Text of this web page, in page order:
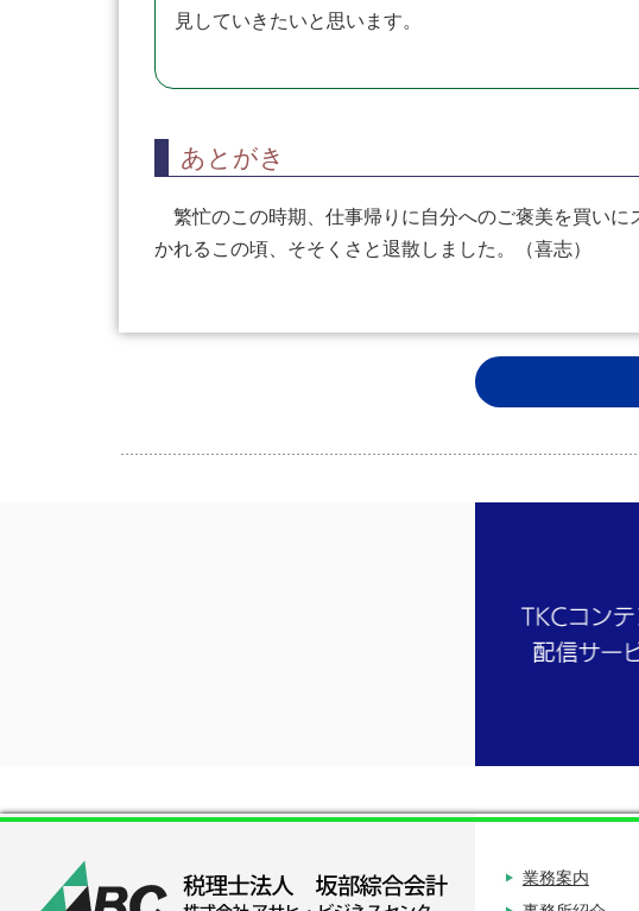
見していきたいと思います。
あとがき
繁忙のこの時期、仕事帰りに自分へのご褒美を買いに
かれるこの頃、そそくさと退散しました。（喜志）
業務案内